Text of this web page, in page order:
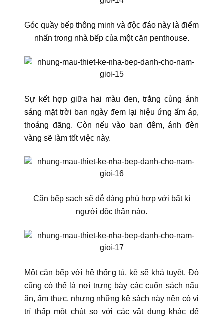
Góc quầy bếp thông minh và độc đáo này là điểm
nhấn trong nhà bếp của một căn penthouse.
Sự kết hợp giữa hai màu đen, trắng cùng ánh
sáng mặt trời ban ngày đem lại hiệu ứng ấm áp,
thoáng đãng. Còn nếu vào ban đêm, ánh đèn
vàng sẽ làm tốt việc này.
Căn bếp sạch sẽ dễ dàng phù hợp với bất kì
người độc thân nào.
Một căn bếp với hệ thống tủ, kệ sẽ khá tuyệt. Đó
cũng có thể là nơi trưng bày các cuốn sách nấu
ăn, ẩm thực, nhưng những kệ sách này nên có vị
trí thấp một chút so với các vật dụng khác để